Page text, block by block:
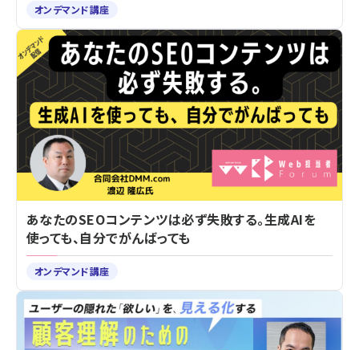
オンデマンド講座
あなたのSEOコンテンツは必ず失敗する。生成AIを
使っても、自分でがんばっても
オンデマンド講座